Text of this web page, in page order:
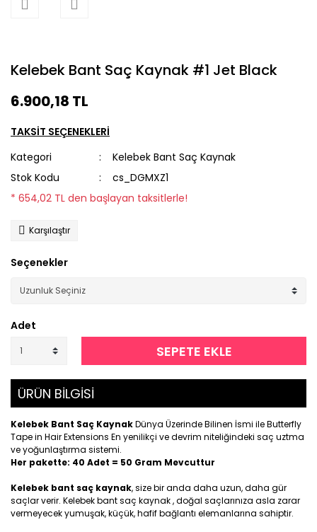
Kelebek Bant Saç Kaynak #1 Jet Black
6.900,18 TL
TAKSİT SEÇENEKLERİ
Kategori
Kelebek Bant Saç Kaynak
Stok Kodu
cs_DGMXZ1
* 654,02 TL den başlayan taksitlerle!
Karşılaştır
Seçenekler
Adet
SEPETE EKLE
ÜRÜN BİLGİSİ
Kelebek Bant Saç KaynakDünya Üzerinde Bilinen İsmi ile Butterfly
Tape in Hair Extensions En yenilikçi ve devrim niteliğindeki saç uztma
ve yoğunlaştırma sistemi.
Her pakette: 40 Adet = 50 Gram Mevcuttur
Kelebek bant saç kaynak, size bir anda daha uzun, daha gür
saçlar verir. Kelebek bant saç kaynak , doğal saçlarınıza asla zarar
vermeyecek yumuşak, küçük, hafif bağlantı elemanlarına sahiptir.